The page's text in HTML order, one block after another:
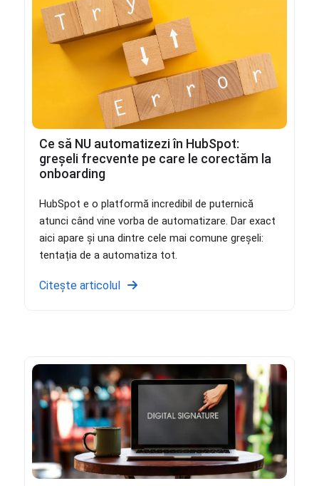
Ce să NU automatizezi în HubSpot:
greșeli frecvente pe care le corectăm la
onboarding
HubSpot e o platformă incredibil de puternică
atunci când vine vorba de automatizare. Dar exact
aici apare și una dintre cele mai comune greșeli:
tentația de a automatiza tot.
Citește articolul